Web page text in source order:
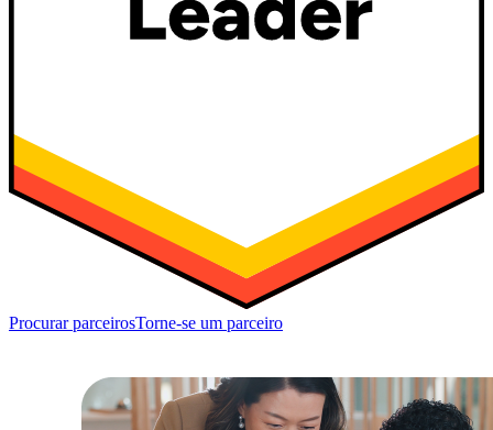
Procurar parceirosTorne-se um parceiro